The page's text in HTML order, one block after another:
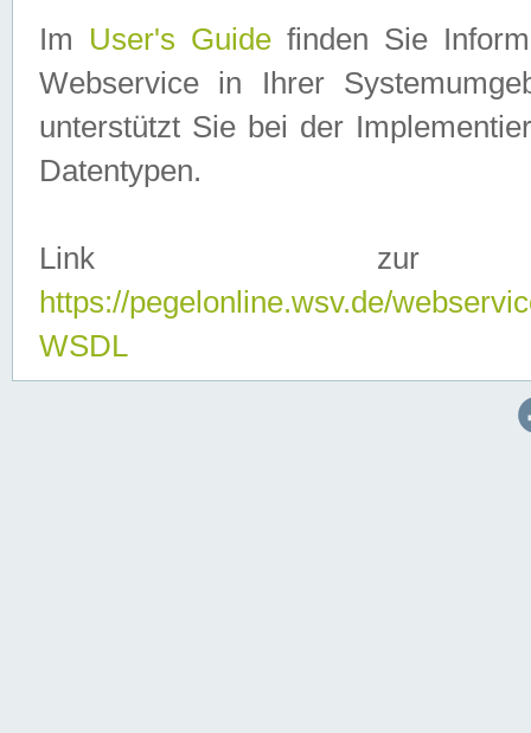
Im User's Guidefinden Sie
Webservice in Ihrer
unterstützt Sie bei der
Datentypen.
Link zur
https://pegelonline.wsv.de/
WSDL